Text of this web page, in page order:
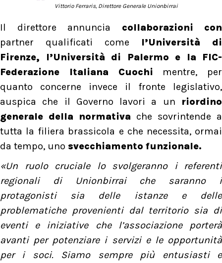
Vittorio Ferraris, Direttore Generale Unionbirrai
Il direttore annuncia collaborazioni con
partner qualificati come l’Università di
Firenze, l’Università di Palermo e la FIC-
Federazione Italiana Cuochi mentre, per
quanto concerne invece il fronte legislativo,
auspica che il Governo lavori a un riordino
generale della normativa che sovrintende a
tutta la filiera brassicola e che necessita, ormai
da tempo, uno svecchiamento funzionale.
«Un ruolo cruciale lo svolgeranno i referenti
regionali di Unionbirrai che saranno i
protagonisti sia delle istanze e delle
problematiche provenienti dal territorio sia di
eventi e iniziative che l’associazione porterà
avanti per potenziare i servizi e le opportunità
per i soci. Siamo sempre più entusiasti e